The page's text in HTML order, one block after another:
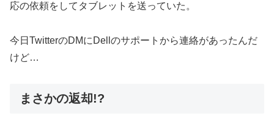
応の依頼をしてタブレットを送っていた。
今日TwitterのDMにDellのサポートから連絡があったんだ
けど…
まさかの返却!?